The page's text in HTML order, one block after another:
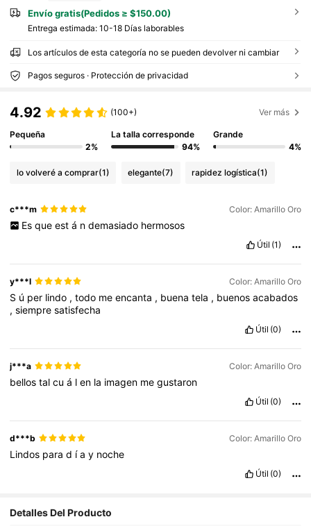
Envío gratis(Pedidos ≥ $150.00)
Entrega estimada: 10-18 Días laborables
Los artículos de esta categoría no se pueden devolver ni cambiar
Pagos seguros · Protección de privacidad
4.92 (100+) Ver más
Pequeña
2%
La talla corresponde
94%
Grande
4%
lo volveré a comprar(1) elegante(7) rapidez logística(1)
c***m Color: Amarillo Oro
Es que est á n demasiado hermosos
Útil (1)
y***l Color: Amarillo Oro
S ú per lindo ,todo meencanta , buenatela , buenosacabados
,siempresatisfecha
Útil (0)
j***a Color: Amarillo Oro
bellostalcuá len la imagen megustaron
Útil (0)
d***b Color: Amarillo Oro
Lindos parad íay noche
Útil (0)
Detalles Del Producto
4.90 2.3K Seguidores